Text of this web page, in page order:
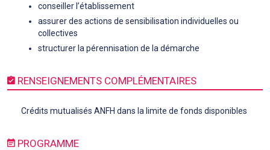
conseiller l’établissement
assurer des actions de sensibilisation individuelles ou
collectives
structurer la pérennisation de la démarche
RENSEIGNEMENTS COMPLÉMENTAIRES
Crédits mutualisés ANFH dans la limite de fonds disponibles
PROGRAMME